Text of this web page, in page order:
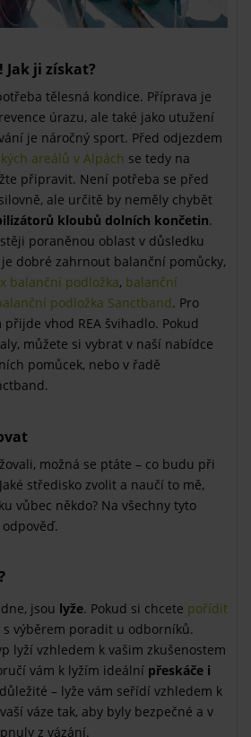
Jak ji získat?
tělesná kondice. Příprava je
úrazu, ale také jako utužení
je náročný sport. Před odjezdem
areálů v Alpách se tedy na
připravit. Není potřeba se před
ale určitě by neměly chybět
kloubů dolních končetin.
poraněnou oblast v důsledku
dobré zahrnout balanční pomůcky,
balanční podložka, balanční
podložka Sanctband. Pro
vhod REA švihadlo. Pokud
můžete si vybrat v naší nabídce
pomůcek, nebo v řadě
možná se ptáte – co budu při
středisko zvolit a naučí to mě,
vůbec někdo? Na všechny tyto
jsou lyže. Pokud si chcete pořídit
s výběrem poradit u odborníků.
lyží vzhledem k vašim zkušenostem
vám k lyžím ideální přeskáče i
– lyže vám seřídí vzhledem k
váze tak, aby byly bezpečné a v
z vázání.